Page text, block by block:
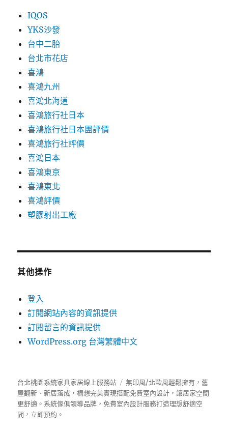
IQOS
YKS沙發
台中二胎
台北市花店
喜鴻
喜鴻九州
喜鴻北海道
喜鴻旅行社日本
喜鴻旅行社日本團評價
喜鴻旅行社評價
喜鴻日本
喜鴻東京
喜鴻東北
喜鴻評價
塑膠射出工廠
其他操作
登入
訂閱網站內容的資訊提供
訂閱留言的資訊提供
WordPress.org 台灣繁體中文
台北桃園系統家具家居線上服務站
無印風/北歐風輕鬆擁有，舊
屋翻新、新居落成，構想完美實現搭配免費室內設計，讓居家空間
更舒適。 系統傢俱領導品牌，免費室內設計服務打造理想舒適空
間，立即預約。